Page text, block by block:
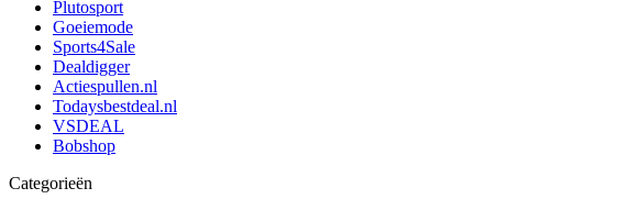
Plutosport
Goeiemode
Sports4Sale
Dealdigger
Actiespullen.nl
Todaysbestdeal.nl
VSDEAL
Bobshop
Categorieën